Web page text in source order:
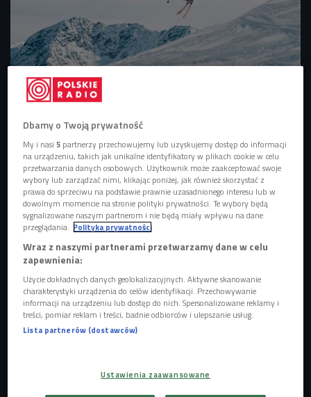
Zuza Witych Fot. Bartek Pawlikowski Foto: Bartek Pawlikowski
Nadchodzi Pure Powder Festiwal - odbędzie się w
Warszawie, Wrocławiu, Katowicach i Krakowie.
Właśnie podczas festiwalu zobaczymy premierę
filmu Zuzy Witych.
Wśród gości wydarzenia są też Andrzej Bargiel,
Bartek Ziemski i Anna Tybor.
W programie nie brakuje też znakomitych
narciarskich filmów.
snowboardowym. W tym roku w ramach festiwalu odbędzie
Dbamy o Twoją prywatność
My i nasi5 partnerzy przechowujemy lub uzyskujemy dostęp do informacji
na urządzeniu, takich jak unikalne identyfikatory w plikach cookie w celu
przetwarzania danych osobowych. Użytkownik może zaakceptować swoje
wybory lub zarządzać nimi, klikając poniżej, jak również skorzystać z
prawa do sprzeciwu na podstawie prawnie uzasadnionego interesu lub w
dowolnym momencie na stronie polityki prywatności. Te wybory będą
sygnalizowane naszym partnerom i nie będą miały wpływu na dane
przeglądania. Polityka prywatności
Wraz z naszymi partnerami przetwarzamy dane w celu
zapewnienia:
Użycie dokładnych danych geolokalizacyjnych. Aktywne skanowanie
charakterystyki urządzenia do celów identyfikacji. Przechowywanie
informacji na urządzeniu lub dostęp do nich. Spersonalizowane reklamy i
treści, pomiar reklam i treści, badnie odbiorców i ulepszanie usług.
Lista partnerów (dostawców)
Ustawienia zaawansowane